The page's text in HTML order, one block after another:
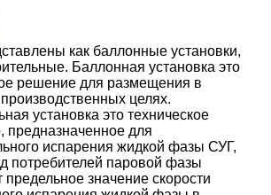
как баллонные установки,
Баллонная установка это
решение для размещения в
целях.
установка это техническое
предназначенное для
испарения жидкой фазы СУГ,
потребителей паровой фазы
значение скорости